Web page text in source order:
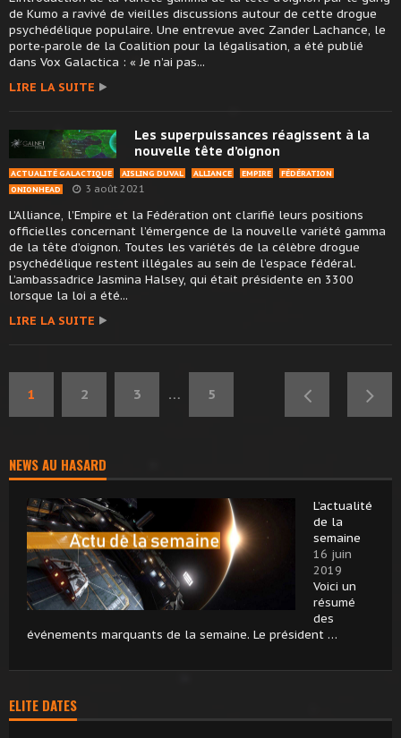
de Kumo a ravivé de vieilles discussions autour de cette drogue
psychédélique populaire. Une entrevue avec Zander Lachance, le
porte-parole de la Coalition pour la légalisation, a été publié
dans Vox Galactica : « Je n’ai pas...
LIRE LA SUITE
Les superpuissances réagissent à la
nouvelle tête d’oignon
ACTUALITÉ GALACTIQUE AISLING DUVAL ALLIANCE EMPIRE
FÉDÉRATION
ONIONHEAD
3 août 2021
L’Alliance, l’Empire et la Fédération ont clarifié leurs positions
officielles concernant l’émergence de la nouvelle variété gamma
de la tête d’oignon. Toutes les variétés de la célèbre drogue
psychédélique restent illégales au sein de l’espace fédéral.
L’ambassadrice Jasmina Halsey, qui était présidente en 3300
lorsque la loi a été...
LIRE LA SUITE
1 2 3 … 5
NEWS AU HASARD
L’actualité
de la
semaine
16 juin
2019
Voici un
résumé
des
événements marquants de la semaine. Le président …
ELITE DATES